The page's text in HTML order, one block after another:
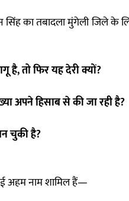
का तबादला मुंगेली जिले के
है, तो फिर यह देरी क्यों?
अपने हिसाब से की जा रही है?
चुकी है?
अहम नाम शामिल हैं—